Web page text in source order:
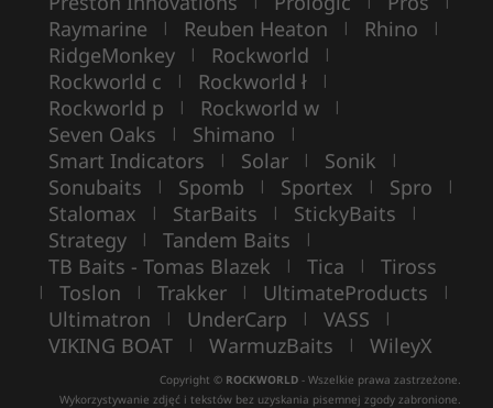
Raymarine | Reuben Heaton | Rhino |
RidgeMonkey | Rockworld |
Rockworld c | Rockworld ł |
Rockworld p | Rockworld w |
Seven Oaks | Shimano |
Smart Indicators | Solar | Sonik |
Sonubaits | Spomb | Sportex | Spro |
Stalomax | StarBaits | StickyBaits |
Strategy | Tandem Baits |
TB Baits - Tomas Blazek | Tica | Tiross
| Toslon | Trakker | UltimateProducts |
Ultimatron | UnderCarp | VASS |
VIKING BOAT | WarmuzBaits | WileyX
Copyright © ROCKWORLD - Wszelkie prawa zastrzeżone.
Wykorzystywanie zdjęć i tekstów bez uzyskania pisemnej zgody zabronione.